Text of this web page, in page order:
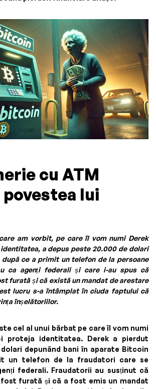
cu ATM
lui
am vorbit, pe care îl vom numi Derek
a depus peste 20.000 de dolari
ce a primit un telefon de la persoane
ca agenți federali și care i-au spus că
furată și că există un mandat de arestare
lucru s-a întâmplat în ciuda faptului că
înșelătoriilor.
cel al unui bărbat pe care îl vom numi
i proteja identitatea. Derek a pierdut
depunând bani în aparate Bitcoin
un telefon de la fraudatori care se
federali. Fraudatorii au susținut că
furată și că a fost emis un mandat